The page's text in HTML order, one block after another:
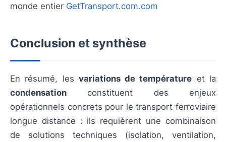
monde entier GetTransport.com.com
Conclusion et synthèse
En résumé, les variations de température et la
condensation constituent des enjeux
opérationnels concrets pour le transport ferroviaire
longue distance : ils requièrent une combinaison
de solutions techniques (isolation, ventilation,